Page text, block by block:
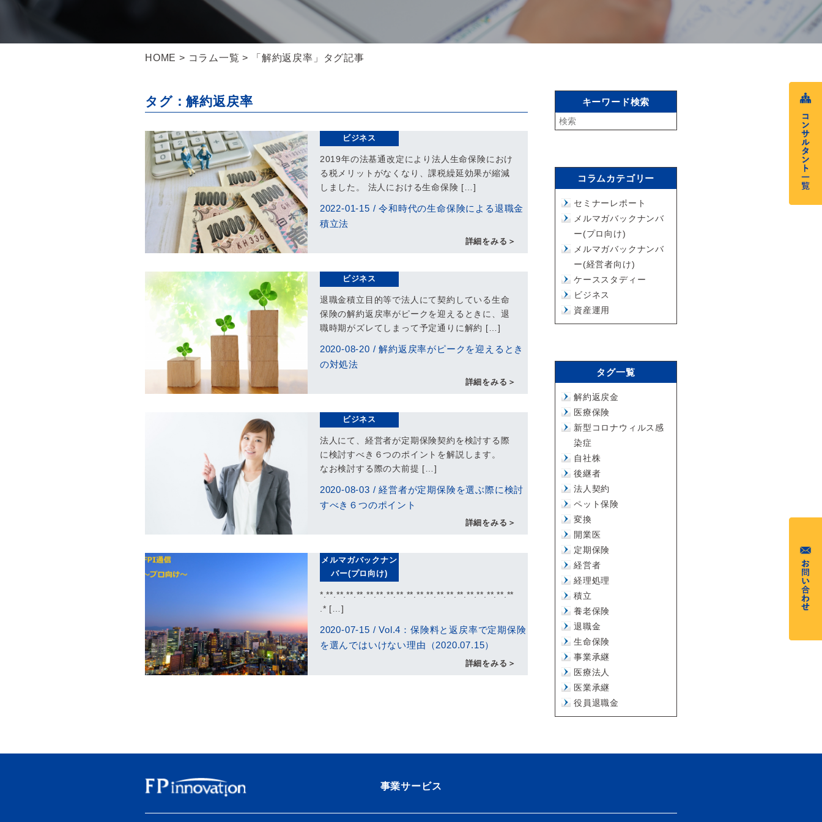
HOME > コラム一覧 > 「解約返戻率」タグ記事
タグ：解約返戻率
ビジネス
2019年の法基通改定により法人生命保険におけ
る税メリットがなくなり、課税繰延効果が縮減
しました。 法人における生命保険 […]
2022-01-15 /令和時代の生命保険による退職金
積立法
詳細をみる＞
ビジネス
退職金積立目的等で法人にて契約している生命
保険の解約返戻率がピークを迎えるときに、退
職時期がズレてしまって予定通りに解約 […]
2020-08-20 /解約返戻率がピークを迎えるとき
の対処法
詳細をみる＞
ビジネス
法人にて、経営者が定期保険契約を検討する際
に検討すべき６つのポイントを解説します。
なお検討する際の大前提 […]
2020-08-03 /経営者が定期保険を選ぶ際に検討
すべき６つのポイント
詳細をみる＞
メルマガバックナン
バー(プロ向け)
*.**.**.**.**.**.**.**.**.**.**.**.**.**.**.**.**.**.**.**
.* […]
2020-07-15 /Vol.4：保険料と返戻率で定期保険
を選んではいけない理由（2020.07.15）
詳細をみる＞
キーワード検索
コラムカテゴリー
セミナーレポート
メルマガバックナンバ
ー(プロ向け)
メルマガバックナンバ
ー(経営者向け)
ケーススタディー
ビジネス
資産運用
タグ一覧
解約返戻金
医療保険
新型コロナウィルス感
染症
自社株
後継者
法人契約
ペット保険
変換
開業医
定期保険
経営者
経理処理
積立
養老保険
退職金
生命保険
事業承継
医療法人
医業承継
役員退職金
事業サービス